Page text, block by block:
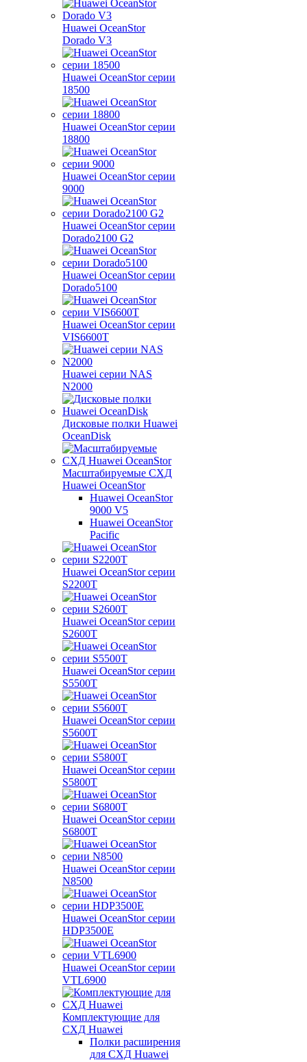
Huawei OceanStor
Dorado V3
Huawei OceanStor серии
18500
Huawei OceanStor серии
18800
Huawei OceanStor серии
9000
Huawei OceanStor серии
Dorado2100 G2
Huawei OceanStor серии
Dorado5100
Huawei OceanStor серии
VIS6600T
Huawei серии NAS
N2000
Дисковые полки Huawei
OceanDisk
Масштабируемые СХД
Huawei OceanStor
Huawei OceanStor
9000 V5
Huawei OceanStor
Pacific
Huawei OceanStor серии
S2200T
Huawei OceanStor серии
S2600T
Huawei OceanStor серии
S5500T
Huawei OceanStor серии
S5600T
Huawei OceanStor серии
S5800T
Huawei OceanStor серии
S6800T
Huawei OceanStor серии
N8500
Huawei OceanStor серии
HDP3500E
Huawei OceanStor серии
VTL6900
Комплектующие для
СХД Huawei
Полки расширения
для СХД Huawei